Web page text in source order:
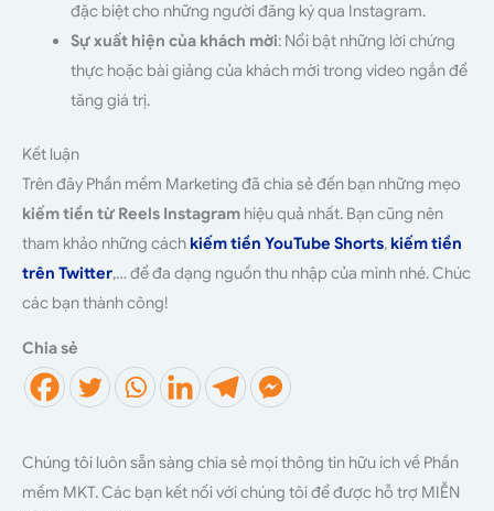
đặc biệt cho những người đăng ký qua Instagram.
Sự xuất hiện của khách mời: Nổi bật những lời chứng
thực hoặc bài giảng của khách mời trong video ngắn để
tăng giá trị.
Kết luận
Trên đây Phần mềm Marketing đã chia sẻ đến bạn những mẹo
kiếm tiền từ Reels Instagram hiệu quả nhất. Bạn cũng nên
tham khảo những cách kiếm tiền YouTube Shorts, kiếm tiền
trên Twitter,… để đa dạng nguồn thu nhập của mình nhé. Chúc
các bạn thành công!
Chia sẻ
Chúng tôi luôn sẵn sàng chia sẻ mọi thông tin hữu ích về Phần
mềm MKT. Các bạn kết nối với chúng tôi để được hỗ trợ MIỄN